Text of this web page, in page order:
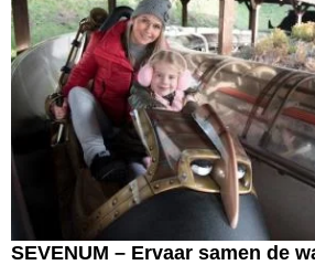
SEVENUM – Ervaar samen de